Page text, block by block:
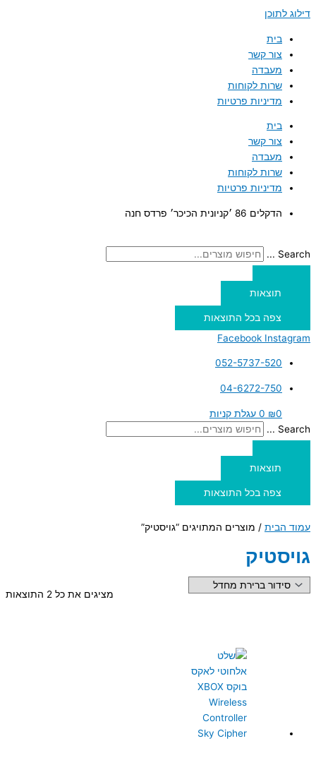
דילוג לתוכן
בית
צור קשר
מעבדה
שרות לקוחות
מדיניות פרטיות
בית
צור קשר
מעבדה
שרות לקוחות
מדיניות פרטיות
הדקלים 86 ׳קניונית הכיכר׳ פרדס חנה
Search ...
תוצאות
צפה בכל התוצאות
Facebook Instagram
052-5737-520
04-6272-750
₪0
0 עגלת קניות
Search ...
תוצאות
צפה בכל התוצאות
עמוד הבית / מוצרים המתויגים “גויסטיק”
גויסטיק
מציגים את כל ⁦2⁩ התוצאות